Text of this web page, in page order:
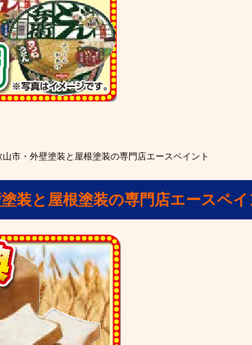
市・外壁塗装と屋根塗装の専門店エースペイント
装と屋根塗装の専門店エースペ